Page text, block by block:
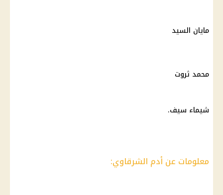
مايان السيد
محمد ثروت
شيماء سيف.
معلومات عن أدم الشرقاوي: